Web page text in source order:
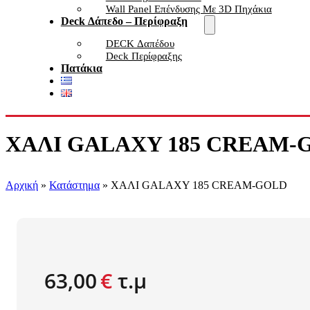
Wall Panel Επένδυσης Με 3D Πηχάκια
Deck Δάπεδο – Περίφραξη
DECK Δαπέδου
Deck Περίφραξης
Πατάκια
ΧΑΛΙ GALAXY 185 CREAM-
Αρχική » Κατάστημα » ΧΑΛΙ GALAXY 185 CREAM-GOLD
63,00€τ.μ